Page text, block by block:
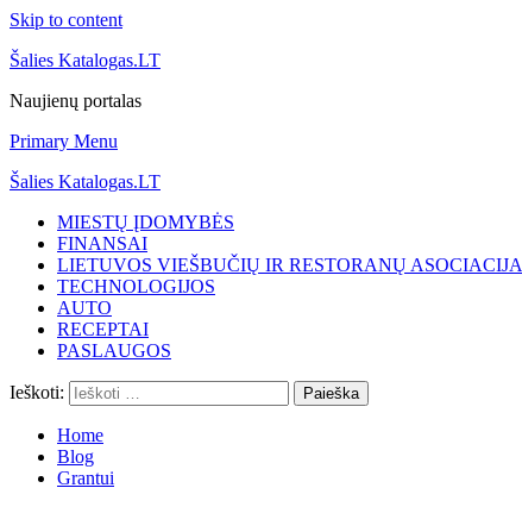
Skip to content
Šalies Katalogas.LT
Naujienų portalas
Primary Menu
Šalies Katalogas.LT
MIESTŲ ĮDOMYBĖS
FINANSAI
LIETUVOS VIEŠBUČIŲ IR RESTORANŲ ASOCIACIJA
TECHNOLOGIJOS
AUTO
RECEPTAI
PASLAUGOS
Ieškoti:
Home
Blog
Grantui